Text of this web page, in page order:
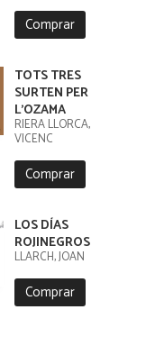
Comprar
TOTS TRES
SURTEN PER
L'OZAMA
RIERA LLORCA,
VICENC
Comprar
LOS DÍAS
ROJINEGROS
LLARCH, JOAN
Comprar